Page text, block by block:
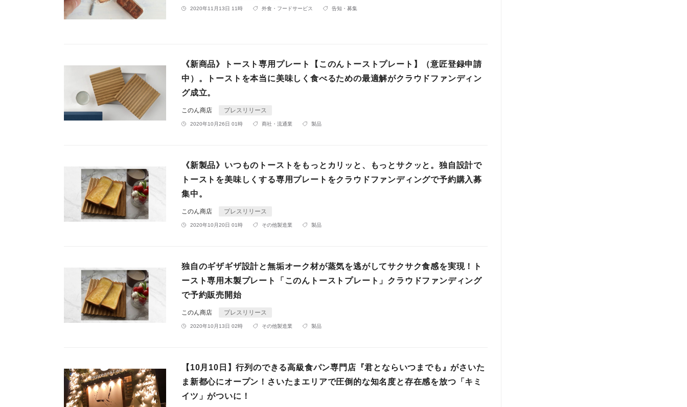
2020年11月13日 11時 外食・フードサービス 告知・募集
《新商品》トースト専用プレート【このんトーストプレート】（意匠登録申請
中）。トーストを本当に美味しく食べるための最適解がクラウドファンディン
グ成立。
このん商店 プレスリリース
2020年10月26日 01時 商社・流通業 製品
《新製品》いつものトーストをもっとカリッと、もっとサクッと。独自設計で
トーストを美味しくする専用プレートをクラウドファンディングで予約購入募
集中。
このん商店 プレスリリース
2020年10月20日 01時 その他製造業 製品
独自のギザギザ設計と無垢オーク材が蒸気を逃がしてサクサク食感を実現！ト
ースト専用木製プレート「このんトーストプレート」クラウドファンディング
で予約販売開始
このん商店 プレスリリース
2020年10月13日 02時 その他製造業 製品
【10月10日】行列のできる高級食パン専門店『君とならいつまでも』がさいた
ま新都心にオープン！さいたまエリアで圧倒的な知名度と存在感を放つ「キミ
イツ」がついに！